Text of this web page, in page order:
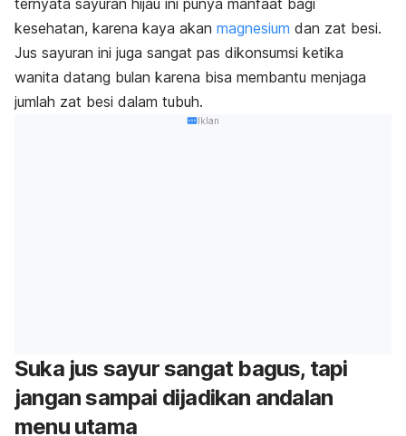
kesehatan, karena kaya akan magnesium dan zat besi.
Jus sayuran ini juga sangat pas dikonsumsi ketika
wanita datang bulan karena bisa membantu menjaga
jumlah zat besi dalam tubuh.
Iklan
Suka jus sayur sangat bagus, tapi
jangan sampai dijadikan andalan
menu utama